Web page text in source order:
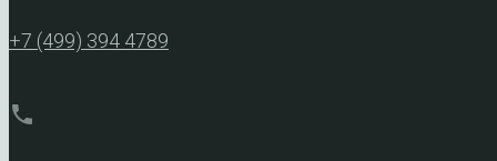
+7 (499) 394 4789
phone